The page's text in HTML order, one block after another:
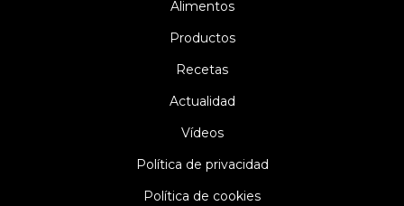
Alimentos
Productos
Recetas
Actualidad
Vídeos
Política de privacidad
Política de cookies